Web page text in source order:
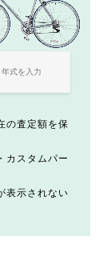
の査定額を保
カスタムパー
表示されない